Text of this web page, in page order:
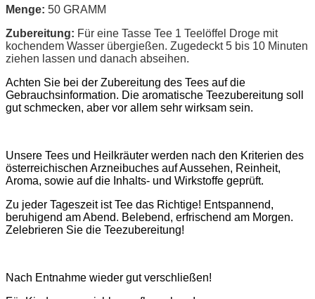
Menge: 50 GRAMM
Zubereitung: Für eine Tasse Tee 1 Teelöffel Droge mit
kochendem Wasser übergießen. Zugedeckt 5 bis 10 Minuten
ziehen lassen und danach abseihen.
Achten Sie bei der Zubereitung des Tees auf die
Gebrauchsinformation. Die aromatische Teezubereitung soll
gut schmecken, aber vor allem sehr wirksam sein.
Unsere Tees und Heilkräuter werden nach den Kriterien des
österreichischen Arzneibuches auf Aussehen, Reinheit,
Aroma, sowie auf die Inhalts- und Wirkstoffe geprüft.
Zu jeder Tageszeit ist Tee das Richtige! Entspannend,
beruhigend am Abend. Belebend, erfrischend am Morgen.
Zelebrieren Sie die Teezubereitung!
Nach Entnahme wieder gut verschließen!